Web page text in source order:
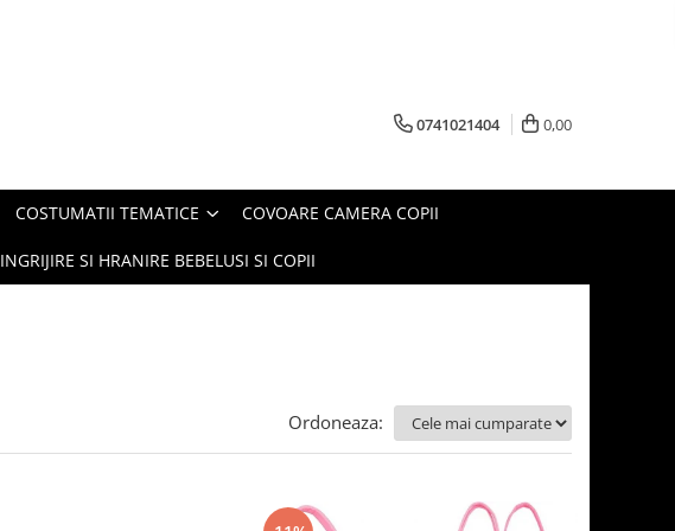
0741021404 0,00
COSTUMATII TEMATICE COVOARE CAMERA COPII
INGRIJIRE SI HRANIRE BEBELUSI SI COPII
Ordoneaza: